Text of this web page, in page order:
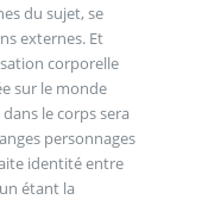
du sujet, se
externes. Et
corporelle
sur le monde
le corps sera
personnages
identité entre
étant la